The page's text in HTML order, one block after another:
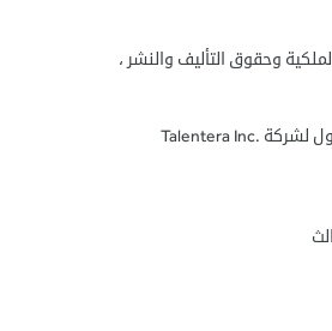
9. شركة Talentera الملكية وحقوق التأليف والنشر ،